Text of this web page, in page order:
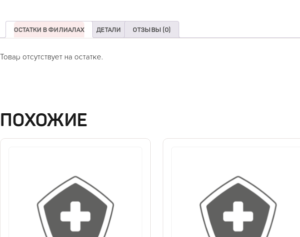
ОСТАТКИ В ФИЛИАЛАХ ДЕТАЛИ ОТЗЫВЫ (0)
Товар отсутствует на остатке.
ПОХОЖИЕ